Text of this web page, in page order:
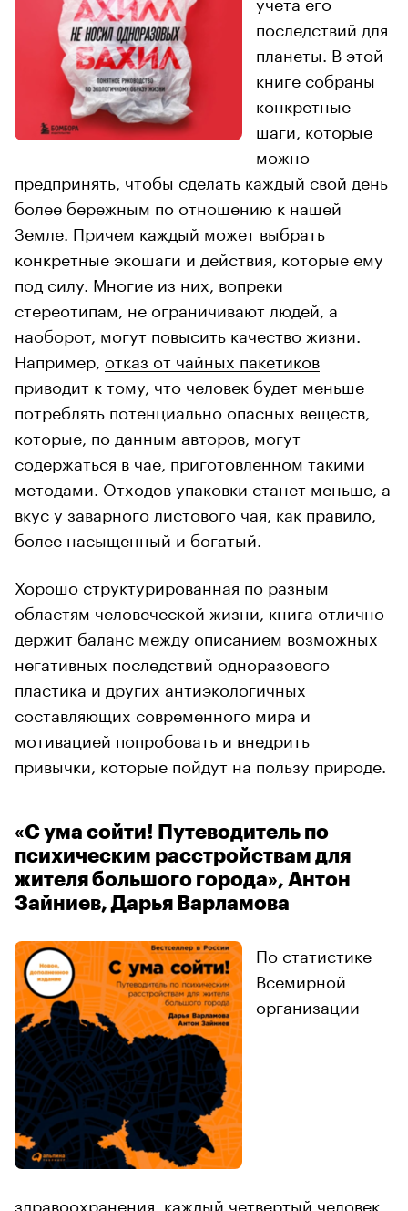
последствий для
планеты. В этой
книге собраны
конкретные
шаги, которые
можно
предпринять, чтобы сделать каждый свой день
более бережным по отношению к нашей
Земле. Причем каждый может выбрать
конкретные экошаги и действия, которые ему
под силу. Многие из них, вопреки
стереотипам, не ограничивают людей, а
наоборот, могут повысить качество жизни.
Например, отказ от чайных пакетиков
приводит к тому, что человек будет меньше
потреблять потенциально опасных веществ,
которые, по данным авторов, могут
содержаться в чае, приготовленном такими
методами. Отходов упаковки станет меньше, а
вкус у заварного листового чая, как правило,
более насыщенный и богатый.
Хорошо структурированная по разным
областям человеческой жизни, книга отлично
держит баланс между описанием возможных
негативных последствий одноразового
пластика и других антиэкологичных
составляющих современного мира и
мотивацией попробовать и внедрить
привычки, которые пойдут на пользу природе.
«С ума сойти! Путеводитель по
психическим расстройствам для
жителя большого города», Антон
Зайниев, Дарья Варламова
По статистике
Всемирной
организации
здравоохранения, каждый четвертый человек